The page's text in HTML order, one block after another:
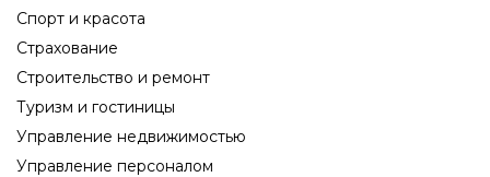
Спорт и красота
Страхование
Строительство и ремонт
Туризм и гостиницы
Управление недвижимостью
Управление персоналом